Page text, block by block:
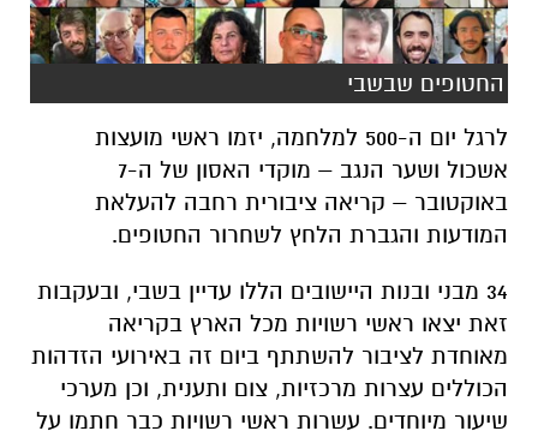
החטופים שבשבי
לרגל יום ה-500 למלחמה, יזמו ראשי מועצות
אשכול ושער הנגב – מוקדי האסון של ה-7
באוקטובר – קריאה ציבורית רחבה להעלאת
המודעות והגברת הלחץ לשחרור החטופים.
34 מבני ובנות היישובים הללו עדיין בשבי, ובעקבות
זאת יצאו ראשי רשויות מכל הארץ בקריאה
מאוחדת לציבור להשתתף ביום זה באירועי הזדהות
הכוללים עצרות מרכזיות, צום ותענית, וכן מערכי
שיעור מיוחדים. עשרות ראשי רשויות כבר חתמו על